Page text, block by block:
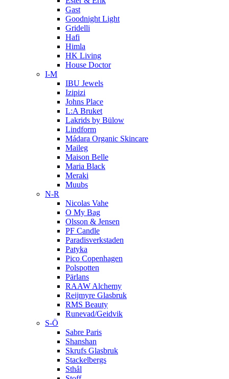
Gast
Goodnight Light
Gridelli
Hafi
Himla
HK Living
House Doctor
I-M
IBU Jewels
Izipizi
Johns Place
L:A Bruket
Lakrids by Bülow
Lindform
Mádara Organic Skincare
Maileg
Maison Belle
Maria Black
Meraki
Muubs
N-R
Nicolas Vahe
O My Bag
Olsson & Jensen
PF Candle
Paradisverkstaden
Patyka
Pico Copenhagen
Polspotten
Pärlans
RAAW Alchemy
Reijmyre Glasbruk
RMS Beauty
Runevad/Geidvik
S-Ö
Sabre Paris
Shanshan
Skrufs Glasbruk
Stackelbergs
Sthål